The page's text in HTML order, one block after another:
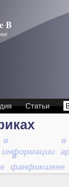
B
Статьи
в
информации
в
в
фанфикшене